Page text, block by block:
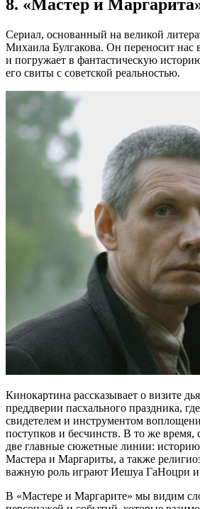
8. «Мастер и
Сериал, основанный на великой
Михаила Булгакова. Он переносит нас
и погружает в фантастическую
его свиты с советской реальностью.
Кинокартина рассказывает о визите
преддверии пасхального праздника,
свидетелем и инструментом
поступков и бесчинств. В то же время,
две главные сюжетные линии:
Мастера и Маргариты, а также
важную роль играют Иешуа ГаНоцри
В «Мастере и Маргарите» мы видим